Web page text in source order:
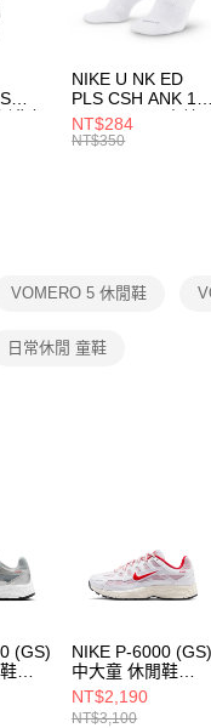
付」結帳頁面，進
２．訂單成立數日
３．收到繳費通知
／ATM／網路銀行
※ 請注意：結帳手
絡購買商品的店家
先享後付繳納相關費
１．透過由恩沛科
交易，需依本服務
２．關於個人資料處
形，恩沛科技股份
每筆NT$100，滿
付款後門市自取
每筆NT$100，滿
背包
NIKE U NK ED
PLS CSH ANK 1P
144 DBL 男 中統
襪 DH4058104
NT$284
NT$350
VOMERO 5 休閒鞋
日常休閒 童鞋
(GS)
NIKE P-6000 (GS)
中大童 休閒鞋
IQ1134161
NT$2,190
NT$3,100